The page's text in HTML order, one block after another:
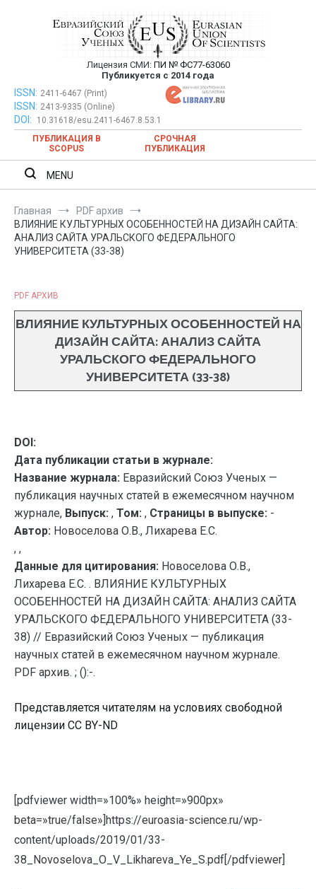
Евразийский Союз Ученых —
публикация научных статей в
ежемесячном научном журнале
Лицензия СМИ: ПИ № ФС77-63060
Публикуется с 2014 года
Евразийский Союз Ученых — публикация научных статей в
ежемесячном научном журнале
ISSN: 2411-6467 (Print)
ISSN: 2413-9335 (Online)
DOI:
10.31618/esu.2411-6467.8.53.1
ПУБЛИКАЦИЯ В
SCOPUS
СРОЧНАЯ
ПУБЛИКАЦИЯ
MENU
Главная
PDF архив
ВЛИЯНИЕ КУЛЬТУРНЫХ ОСОБЕННОСТЕЙ НА ДИЗАЙН САЙТА:
АНАЛИЗ САЙТА УРАЛЬСКОГО ФЕДЕРАЛЬНОГО
УНИВЕРСИТЕТА (33-38)
PDF АРХИВ
ВЛИЯНИЕ КУЛЬТУРНЫХ ОСОБЕННОСТЕЙ НА
ДИЗАЙН САЙТА: АНАЛИЗ САЙТА
УРАЛЬСКОГО ФЕДЕРАЛЬНОГО
УНИВЕРСИТЕТА (33-38)
DOI:
Дата публикации статьи в журнале:
Название журнала: Евразийский Союз Ученых —
публикация научных статей в ежемесячном научном
журнале, Выпуск: , Том: , Страницы в выпуске: -
Автор: Новоселова О.В., Лихарева Е.С.
, ,
Данные для цитирования: Новоселова О.В.,
Лихарева Е.С. . ВЛИЯНИЕ КУЛЬТУРНЫХ
ОСОБЕННОСТЕЙ НА ДИЗАЙН САЙТА: АНАЛИЗ САЙТА
УРАЛЬСКОГО ФЕДЕРАЛЬНОГО УНИВЕРСИТЕТА (33-
38) // Евразийский Союз Ученых — публикация
научных статей в ежемесячном научном журнале.
PDF архив. ; ():-.
Представляется читателям на условиях свободной
лицензии CC BY-ND
[pdfviewer width=»100%» height=»900px»
beta=»true/false»]https://euroasia-science.ru/wp-
content/uploads/2019/01/33-
38_Novoselova_O_V_Likhareva_Ye_S.pdf[/pdfviewer]